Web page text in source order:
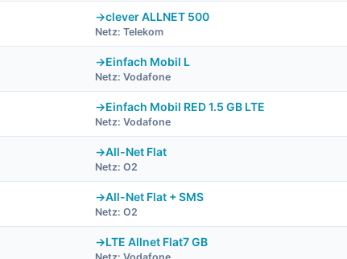
clever ALLNET 500
Netz: Telekom
Einfach Mobil L
Netz: Vodafone
Einfach Mobil RED 1.5 GB LTE
Netz: Vodafone
All-Net Flat
Netz: O2
All-Net Flat + SMS
Netz: O2
LTE Allnet Flat7 GB